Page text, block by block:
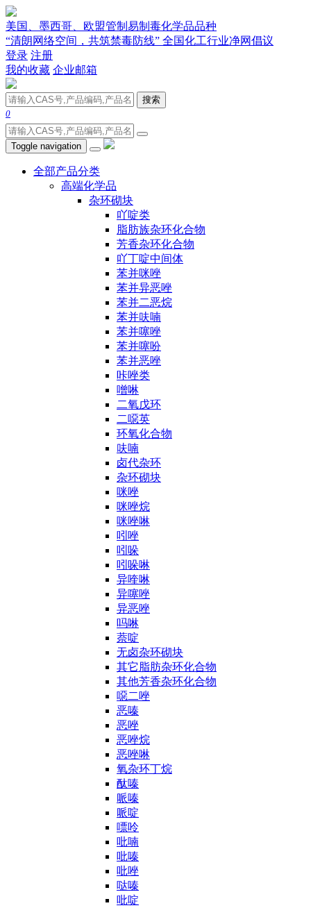
美国、墨西哥、欧盟管制易制毒化学品品种
“清朗网络空间，共筑禁毒防线” 全国化工行业净网倡议
登录 注册
我的收藏 企业邮箱
搜索
0
Toggle navigation
全部产品分类
高端化学品
杂环砌块
吖啶类
脂肪族杂环化合物
芳香杂环化合物
吖丁啶中间体
苯并咪唑
苯并异恶唑
苯并二恶烷
苯并呋喃
苯并噻唑
苯并噻吩
苯并恶唑
咔唑类
噌啉
二氧戊环
二噁英
环氧化合物
呋喃
卤代杂环
杂环砌块
咪唑
咪唑烷
咪唑啉
吲唑
吲哚
吲哚啉
异喹啉
异噻唑
异恶唑
吗啉
萘啶
无卤杂环砌块
其它脂肪杂环化合物
其他芳香杂环化合物
噁二唑
恶嗪
恶唑
恶唑烷
恶唑啉
氧杂环丁烷
酞嗪
哌嗪
哌啶
嘌呤
吡喃
吡嗪
吡唑
哒嗪
吡啶